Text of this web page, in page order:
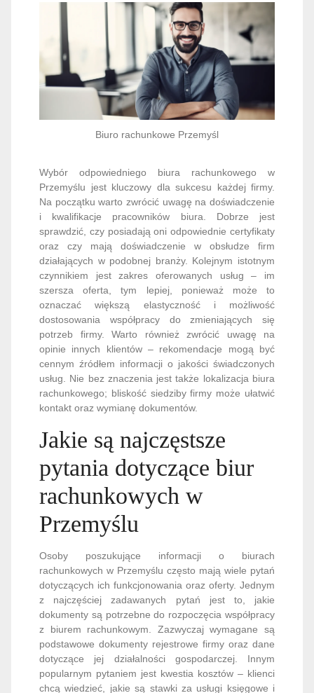
Biuro rachunkowe Przemyśl
Wybór odpowiedniego biura rachunkowego w
Przemyślu jest kluczowy dla sukcesu każdej firmy.
Na początku warto zwrócić uwagę na doświadczenie
i kwalifikacje pracowników biura. Dobrze jest
sprawdzić, czy posiadają oni odpowiednie certyfikaty
oraz czy mają doświadczenie w obsłudze firm
działających w podobnej branży. Kolejnym istotnym
czynnikiem jest zakres oferowanych usług – im
szersza oferta, tym lepiej, ponieważ może to
oznaczać większą elastyczność i możliwość
dostosowania współpracy do zmieniających się
potrzeb firmy. Warto również zwrócić uwagę na
opinie innych klientów – rekomendacje mogą być
cennym źródłem informacji o jakości świadczonych
usług. Nie bez znaczenia jest także lokalizacja biura
rachunkowego; bliskość siedziby firmy może ułatwić
kontakt oraz wymianę dokumentów.
Jakie są najczęstsze
pytania dotyczące biur
rachunkowych w
Przemyślu
Osoby poszukujące informacji o biurach
rachunkowych w Przemyślu często mają wiele pytań
dotyczących ich funkcjonowania oraz oferty. Jednym
z najczęściej zadawanych pytań jest to, jakie
dokumenty są potrzebne do rozpoczęcia współpracy
z biurem rachunkowym. Zazwyczaj wymagane są
podstawowe dokumenty rejestrowe firmy oraz dane
dotyczące jej działalności gospodarczej. Innym
popularnym pytaniem jest kwestia kosztów – klienci
chcą wiedzieć, jakie są stawki za usługi księgowe i